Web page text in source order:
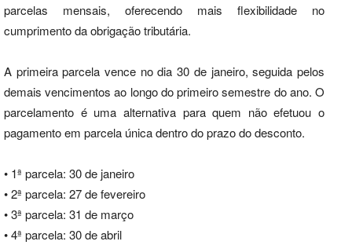
parcelas mensais, oferecendo mais flexibilidade no
cumprimento da obrigação tributária.
A primeira parcela vence no dia 30 de janeiro, seguida pelos
demais vencimentos ao longo do primeiro semestre do ano. O
parcelamento é uma alternativa para quem não efetuou o
pagamento em parcela única dentro do prazo do desconto.
• 1ª parcela: 30 de janeiro
• 2ª parcela: 27 de fevereiro
• 3ª parcela: 31 de março
• 4ª parcela: 30 de abril